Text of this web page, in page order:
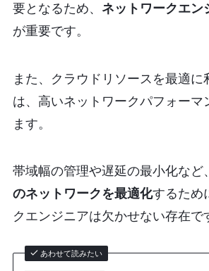
要となるため、 ネットワークエン
が重要です。
また、クラウドリソースを最適に
は、高いネットワークパフォーマ
ます。
帯域幅の管理や遅延の最小化など、
のネットワークを最適化するため
クエンジニアは欠かせない存在で
あわせて読みたい